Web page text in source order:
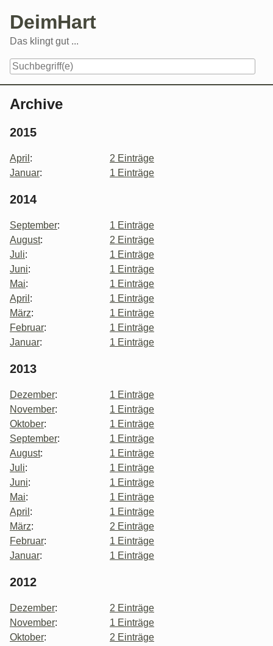
content
DeimHart
Das klingt gut ...
Archive
2015
April :
2 Einträge
Januar: 1 Einträge
2014
September:
1 Einträge
August:
2 Einträge
Juli:
1 Einträge
Juni:
1 Einträge
Mai:
1 Einträge
April :
1 Einträge
März:
1 Einträge
Februar:
1 Einträge
Januar: 1 Einträge
2013
Dezember:
1 Einträge
November:
1 Einträge
Oktober:
1 Einträge
September:
1 Einträge
August:
1 Einträge
Juli:
1 Einträge
Juni:
1 Einträge
Mai:
1 Einträge
April :
1 Einträge
März:
2 Einträge
Februar:
1 Einträge
Januar: 1 Einträge
2012
Dezember:
2 Einträge
November:
1 Einträge
Oktober:
2 Einträge